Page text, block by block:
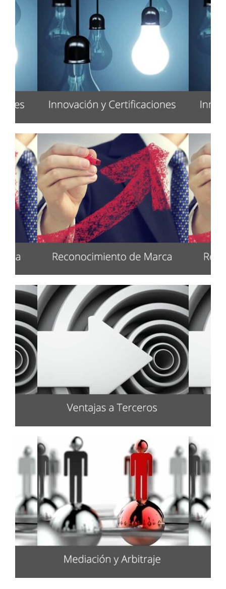
Formación Universitaria,
Superior y Posgrado
Innovación y Certificaciones
Reconocimiento de Marca
Ventajas a Terceros